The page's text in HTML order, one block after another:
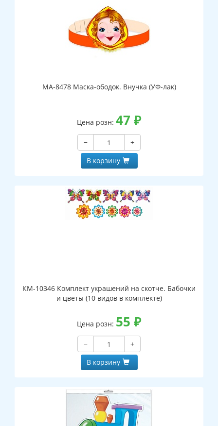
МА-8478 Маска-ободок. Внучка (УФ-лак)
Цена розн: 47 ₽
−
+
В корзину
КМ-10346 Комплект украшений на скотче. Бабочки
и цветы (10 видов в комплекте)
Цена розн: 55 ₽
−
+
В корзину